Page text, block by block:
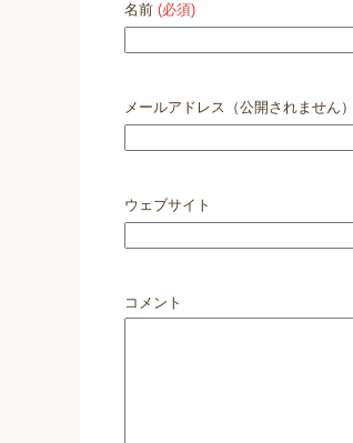
名前 (必須)
メールアドレス（公開されません）
ウェブサイト
コメント